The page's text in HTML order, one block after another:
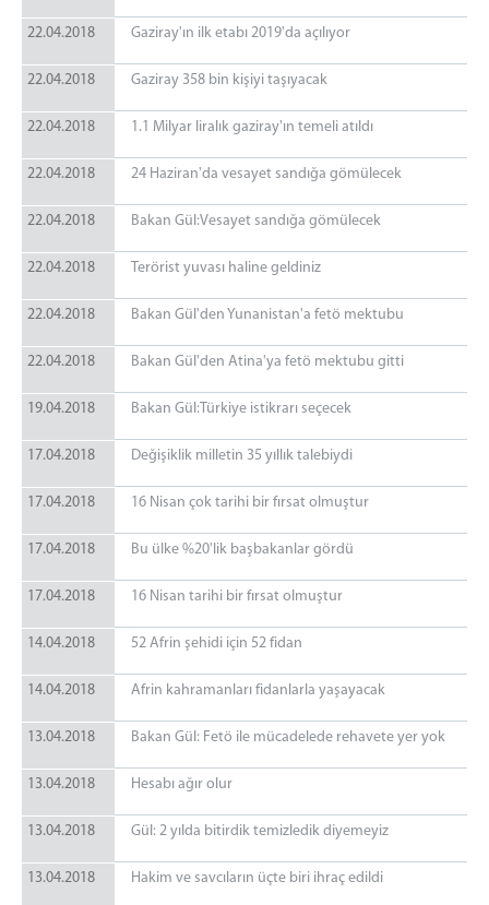
22.04.2018 Gaziray'ın ilk etabı 2019'da açılıyor
22.04.2018 Gaziray 358 bin kişiyi taşıyacak
22.04.2018 1.1 Milyar liralık gaziray'ın temeli atıldı
22.04.2018 24 Haziran'da vesayet sandığa gömülecek
22.04.2018 Bakan Gül:Vesayet sandığa gömülecek
22.04.2018 Terörist yuvası haline geldiniz
22.04.2018 Bakan Gül'den Yunanistan'a fetö mektubu
22.04.2018 Bakan Gül'den Atina'ya fetö mektubu gitti
19.04.2018 Bakan Gül:Türkiye istikrarı seçecek
17.04.2018 Değişiklik milletin 35 yıllık talebiydi
17.04.2018 16 Nisan çok tarihi bir fırsat olmuştur
17.04.2018 Bu ülke %20'lik başbakanlar gördü
17.04.2018 16 Nisan tarihi bir fırsat olmuştur
14.04.2018 52 Afrin şehidi için 52 fidan
14.04.2018 Afrin kahramanları fidanlarla yaşayacak
13.04.2018 Bakan Gül: Fetö ile mücadelede rehavete yer yok
13.04.2018 Hesabı ağır olur
13.04.2018 Gül: 2 yılda bitirdik temizledik diyemeyiz
13.04.2018 Hakim ve savcıların üçte biri ihraç edildi